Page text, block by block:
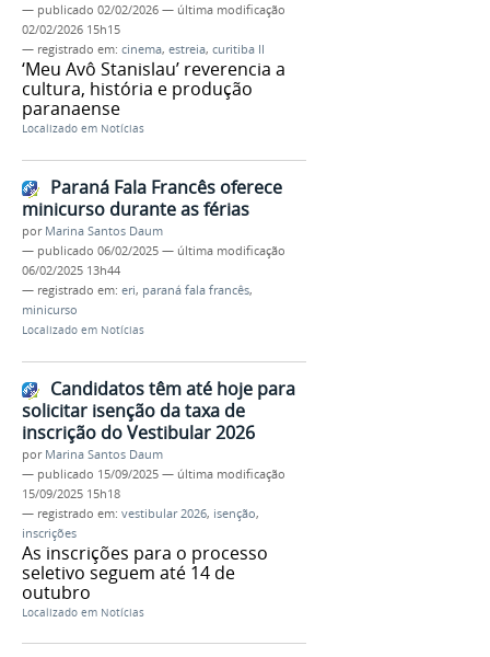
— publicado 02/02/2026 — última modificação
02/02/2026 15h15
— registrado em: cinema, estreia, curitiba II
‘Meu Avô Stanislau’ reverencia a
cultura, história e produção
paranaense
Localizado em Notícias
Paraná Fala Francês oferece
minicurso durante as férias
por Marina Santos Daum
— publicado 06/02/2025 — última modificação
06/02/2025 13h44
— registrado em: eri, paraná fala francês,
minicurso
Localizado em Notícias
Candidatos têm até hoje para
solicitar isenção da taxa de
inscrição do Vestibular 2026
por Marina Santos Daum
— publicado 15/09/2025 — última modificação
15/09/2025 15h18
— registrado em: vestibular 2026, isenção,
inscrições
As inscrições para o processo
seletivo seguem até 14 de
outubro
Localizado em Notícias